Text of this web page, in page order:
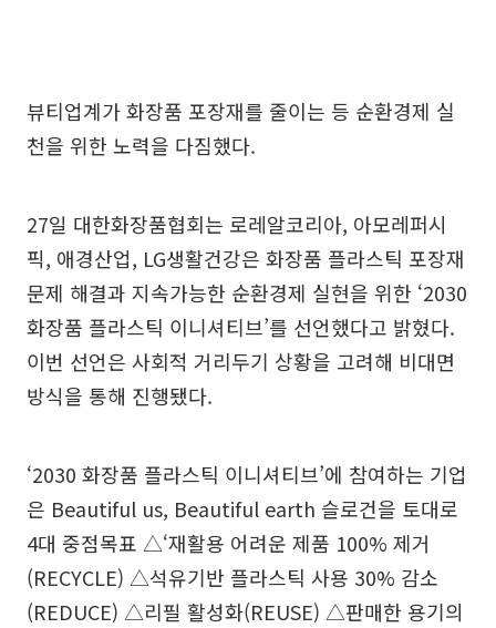
뷰티업계가 화장품 포장재를 줄이는 등 순환경제 실
천을 위한 노력을 다짐했다.
27일 대한화장품협회는 로레알코리아, 아모레퍼시
픽, 애경산업, LG생활건강은 화장품 플라스틱 포장재
문제 해결과 지속가능한 순환경제 실현을 위한 ‘2030
화장품 플라스틱 이니셔티브’를 선언했다고 밝혔다.
이번 선언은 사회적 거리두기 상황을 고려해 비대면
방식을 통해 진행됐다.
‘2030 화장품 플라스틱 이니셔티브’에 참여하는 기업
은 Beautiful us, Beautiful earth 슬로건을 토대로
4대 중점목표 △‘재활용 어려운 제품 100% 제거
(RECYCLE) △석유기반 플라스틱 사용 30% 감소
(REDUCE) △리필 활성화(REUSE) △판매한 용기의